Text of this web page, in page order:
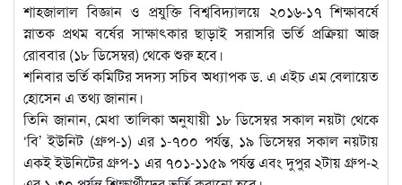
শাহজালাল বিজ্ঞান ও প্রযুক্তি বিশ্ববিদ্যালয়ে ২০১৬-১৭ শিক্ষাবর্ষে
স্নাতক প্রথম বর্ষের সাক্ষাৎকার ছাড়াই সরাসরি ভর্তি প্রক্রিয়া আজ
রোববার (১৮ ডিসেম্বর) থেকে শুরু হবে।
শনিবার ভর্তি কমিটির সদস্য সচিব অধ্যাপক ড. এ এইচ এম বেলায়েত
হোসেন এ তথ্য জানান।
তিনি জানান, মেধা তালিকা অনুযায়ী ১৮ ডিসেম্বর সকাল নয়টা থেকে
‘বি’ ইউনিট (গ্রুপ-১) এর ১-৭০০ পর্যন্ত, ১৯ ডিসেম্বর সকাল নয়টায়
একই ইউনিটের গ্রুপ-১ এর ৭০১-১১৫৯ পর্যন্ত এবং দুপুর ২টায় গ্রুপ-২